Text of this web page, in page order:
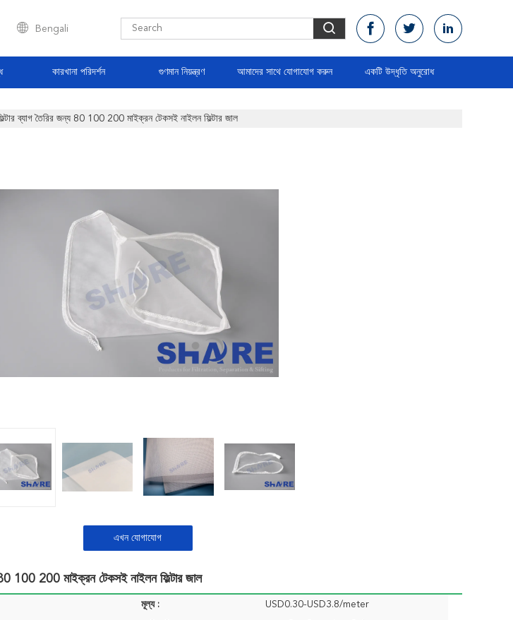
Bengali
কারখানা পরিদর্শন গুণমান নিয়ন্ত্রণ আমাদের সাথে যোগাযোগ করুন একটি উদ্ধৃতি অনুরোধ
ব্যাগ তৈরির জন্য 80 100 200 মাইক্রন টেকসই নাইলন ফিল্টার জাল
এখন যোগাযোগ
80 100 200 মাইক্রন টেকসই নাইলন ফিল্টার জাল
মূল্য : USD0.30-USD3.8/meter